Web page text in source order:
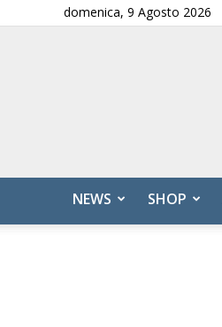
domenica, 9 Agosto 2026
NEWS SHOP